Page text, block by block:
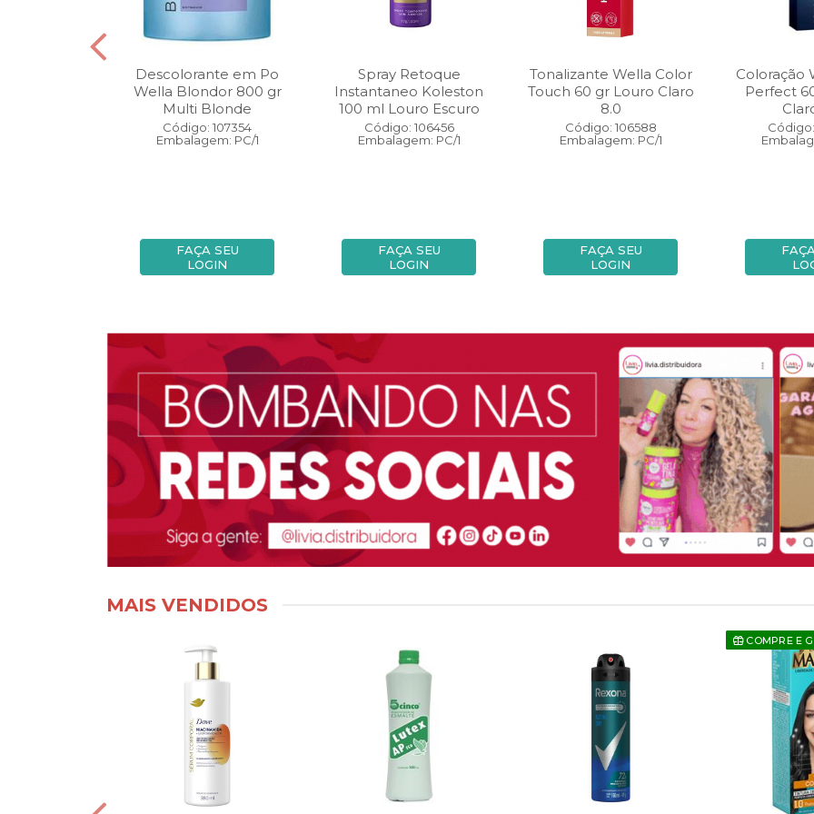
Descolorante em Po
Wella Blondor 800 gr
Multi Blonde
Código: 107354
Embalagem: PC/1
FAÇA SEU
LOGIN
Spray Retoque
Instantaneo Koleston
100 ml Louro Escuro
Código: 106456
Embalagem: PC/1
FAÇA SEU
LOGIN
Tonalizante Wella Color
Touch 60 gr Louro Claro
8.0
Código: 106588
Embalagem: PC/1
FAÇA SEU
LOGIN
Coloração
Perfect
MAIS VENDIDOS
COMPRE E